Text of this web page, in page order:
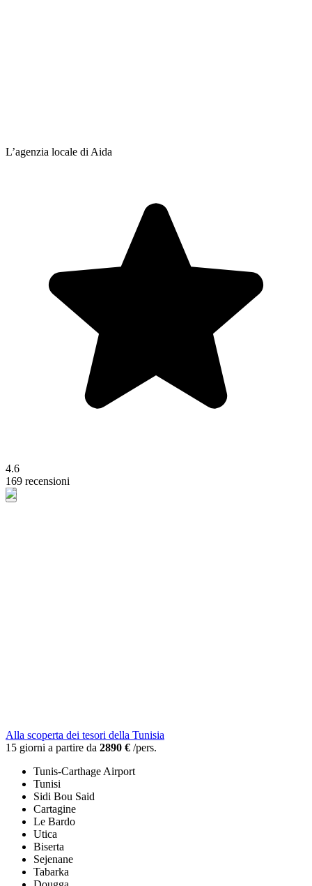
L’agenzia locale di Aida
4.6
169 recensioni
Alla scoperta dei tesori della Tunisia
15 giorni a partire da 2890 € /pers.
Tunis-Carthage Airport
Tunisi
Sidi Bou Said
Cartagine
Le Bardo
Utica
Biserta
Sejenane
Tabarka